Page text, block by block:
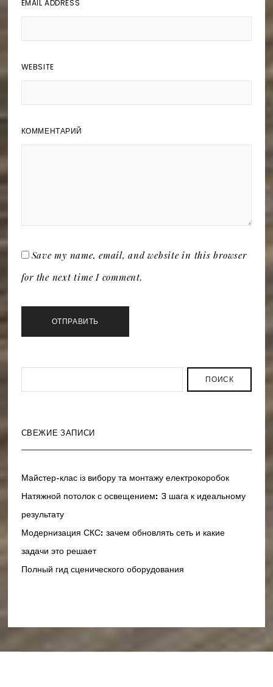
EMAIL ADDRESS
WEBSITE
КОММЕНТАРИЙ
Save my name, email, and website in this browser
for the next time I comment.
ПОИСК
СВЕЖИЕ ЗАПИСИ
Майстер-клас із вибору та монтажу електрокоробок
Натяжной потолок с освещением: 3 шага к идеальному
результату
Модернизация СКС: зачем обновлять сеть и какие
задачи это решает
Полный гид сценического оборудования